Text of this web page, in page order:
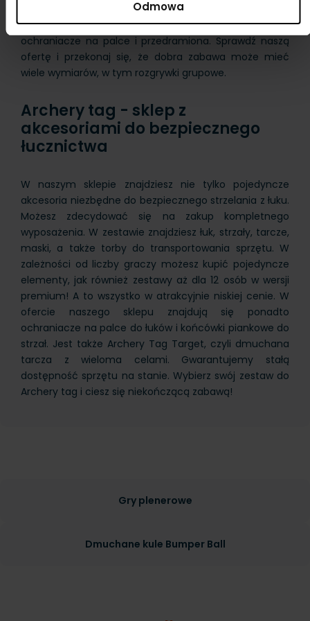
Odmowa
o bezpieczeństwo dbają ich piankowe końcówki.
Możesz także kupić tarcze do strzelania oraz
ochraniacze na palce i przedramiona. Sprawdź naszą
ofertę i przekonaj się, że dobra zabawa może mieć
wiele wymiarów, w tym rozgrywki grupowe.
Archery tag - sklep z
akcesoriami do bezpiecznego
łucznictwa
W naszym sklepie znajdziesz nie tylko pojedyncze
akcesoria niezbędne do bezpiecznego strzelania z łuku.
Możesz zdecydować się na zakup kompletnego
wyposażenia. W zestawie znajdziesz łuk, strzały, tarcze,
maski, a także torby do transportowania sprzętu. W
zależności od liczby graczy możesz kupić pojedyncze
elementy, jak również zestawy aż dla 12 osób w wersji
premium! A to wszystko w atrakcyjnie niskiej cenie. W
ofercie naszego sklepu znajdują się ponadto
ochraniacze na palce do łuków i końcówki piankowe do
strzał. Jest także Archery Tag Target, czyli dmuchana
tarcza z wieloma celami. Gwarantujemy stałą
dostępność sprzętu na stanie. Wybierz swój zestaw do
Archery tag i ciesz się niekończącą zabawą!
Gry plenerowe
Dmuchane kule Bumper Ball